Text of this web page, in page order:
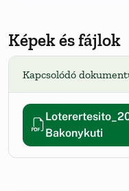
Képek és fájlok
Kapcsolódó
Bakonykuti